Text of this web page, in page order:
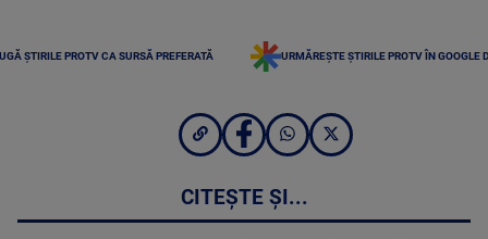
ȘTIRILE PROTV CA SURSĂ PREFERATĂ URMĂREȘTE ȘTIRILE PROTV ÎN GOOGLE
CITEȘTE ȘI...